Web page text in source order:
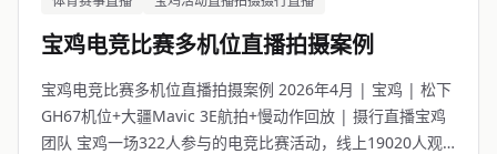
宝鸡电竞比赛多机位直播拍摄案例
宝鸡电竞比赛多机位直播拍摄案例 2026年4月 | 宝鸡 | 松下
GH67机位+大疆Mavic 3E航拍+慢动作回放 | 摄行直播宝鸡
团队 宝鸡一场322人参与的电竞比赛活动，线上19020人观